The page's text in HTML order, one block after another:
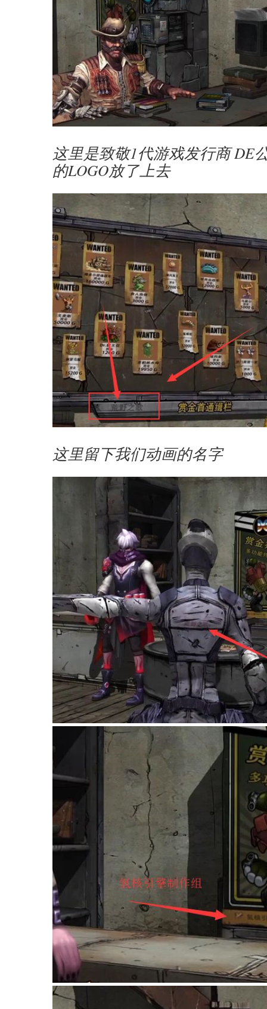
这里是致敬1代游戏发行商 DE
的LOGO放了上去
这里留下我们动画的名字